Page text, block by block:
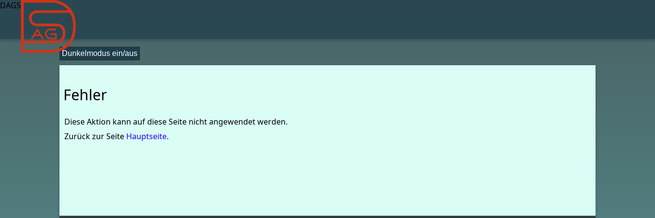
DAGS
Dunkelmodus ein/aus
Fehler
Diese Aktion kann auf diese Seite nicht angewendet werden.
Zurück zur Seite Hauptseite.